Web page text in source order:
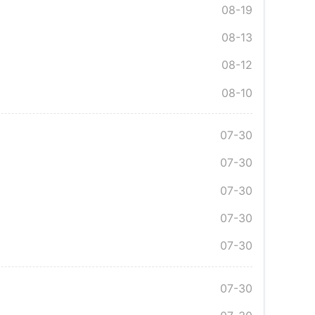
08-19
08-13
08-12
08-10
07-30
07-30
07-30
07-30
07-30
07-30